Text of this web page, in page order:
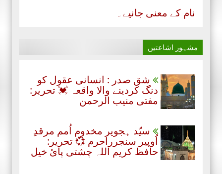
نام‌ کے معنی جانیے۔
مشہور اشاعتیں
شق صدر : انسانی عقول کو
دنگ کردینے والا واقعہ 💓 تحریر:
مفتی منیب الرحمن
سیّد ہجویر مخدوم اُمم مرقدِ
اُوپیر سنجرراحرم 💞 تحریر:
حافظ کریم اللہ چشتی پائ خیل